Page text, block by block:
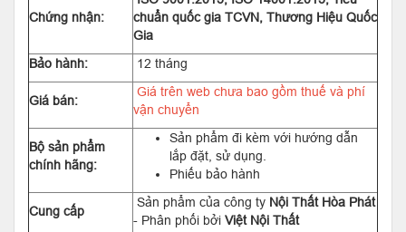
Chứng nhận:
chuẩn quốc gia TCVN, Thương Hiệu Quốc
Gia
Bảo hành:
12 tháng
Giá bán:
Giá trên web chưa bao gồm thuế và phí
vận chuyển
Bộ sản phẩm
chính hãng:
Sản phẩm đi kèm với hướng dẫn
lắp đặt, sử dụng.
Phiếu bảo hành
Cung cấp
Sản phẩm của công ty Nội Thất Hòa Phát
- Phân phối bởi Việt Nội Thất